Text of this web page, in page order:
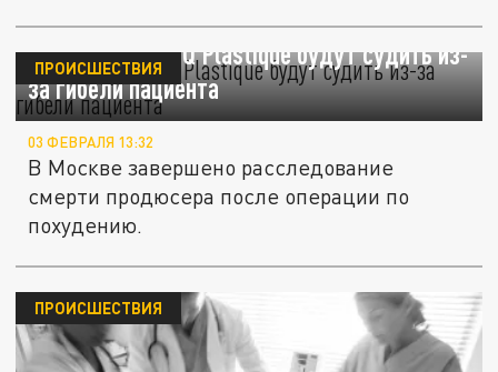
Двух хирургов IQ Plastique будут судить из-
за гибели пациента
ПРОИСШЕСТВИЯ
03 ФЕВРАЛЯ 13:32
В Москве завершено расследование
смерти продюсера после операции по
похудению.
ПРОИСШЕСТВИЯ